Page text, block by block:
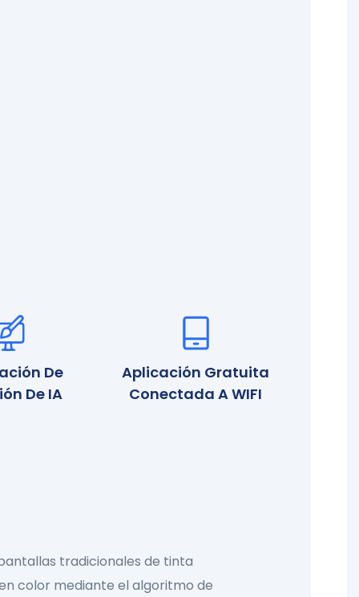
De
De IA
Aplicación Gratuita
Conectada A WIFI
tradicionales de tinta
color mediante el algoritmo de